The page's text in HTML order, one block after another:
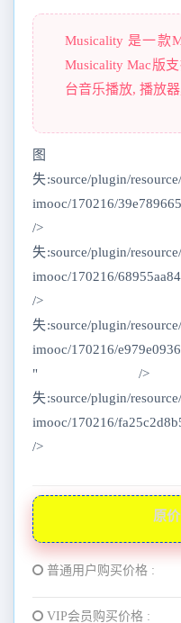
Musicality 是一款
Musicality Mac版
台音乐播放, 播放
失:source/plugin/
imooc/170216/
/>
失:source/plugin/
imooc/170216/
/>
失:source/plugin/
imooc/170216/
" /
失:source/plugin/
imooc/170216/
/>
原价
普通用户购买价格 :
VIP会员购买价格 :